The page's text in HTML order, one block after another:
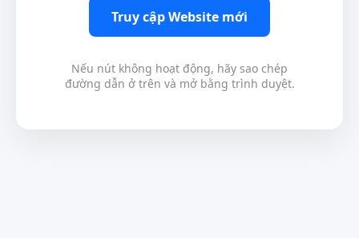
Truy cập Website mới
Nếu nút không hoạt động, hãy sao chép
đường dẫn ở trên và mở bằng trình duyệt.